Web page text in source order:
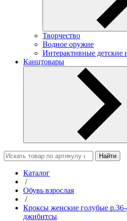
Творчество
Водное оружие
Интерактивные детские
Канцтовары
Найти
Каталог
/
Обувь взрослая
/
Кроксы женские голубые р.36-
джибитсы